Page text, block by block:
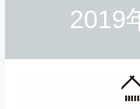
2019